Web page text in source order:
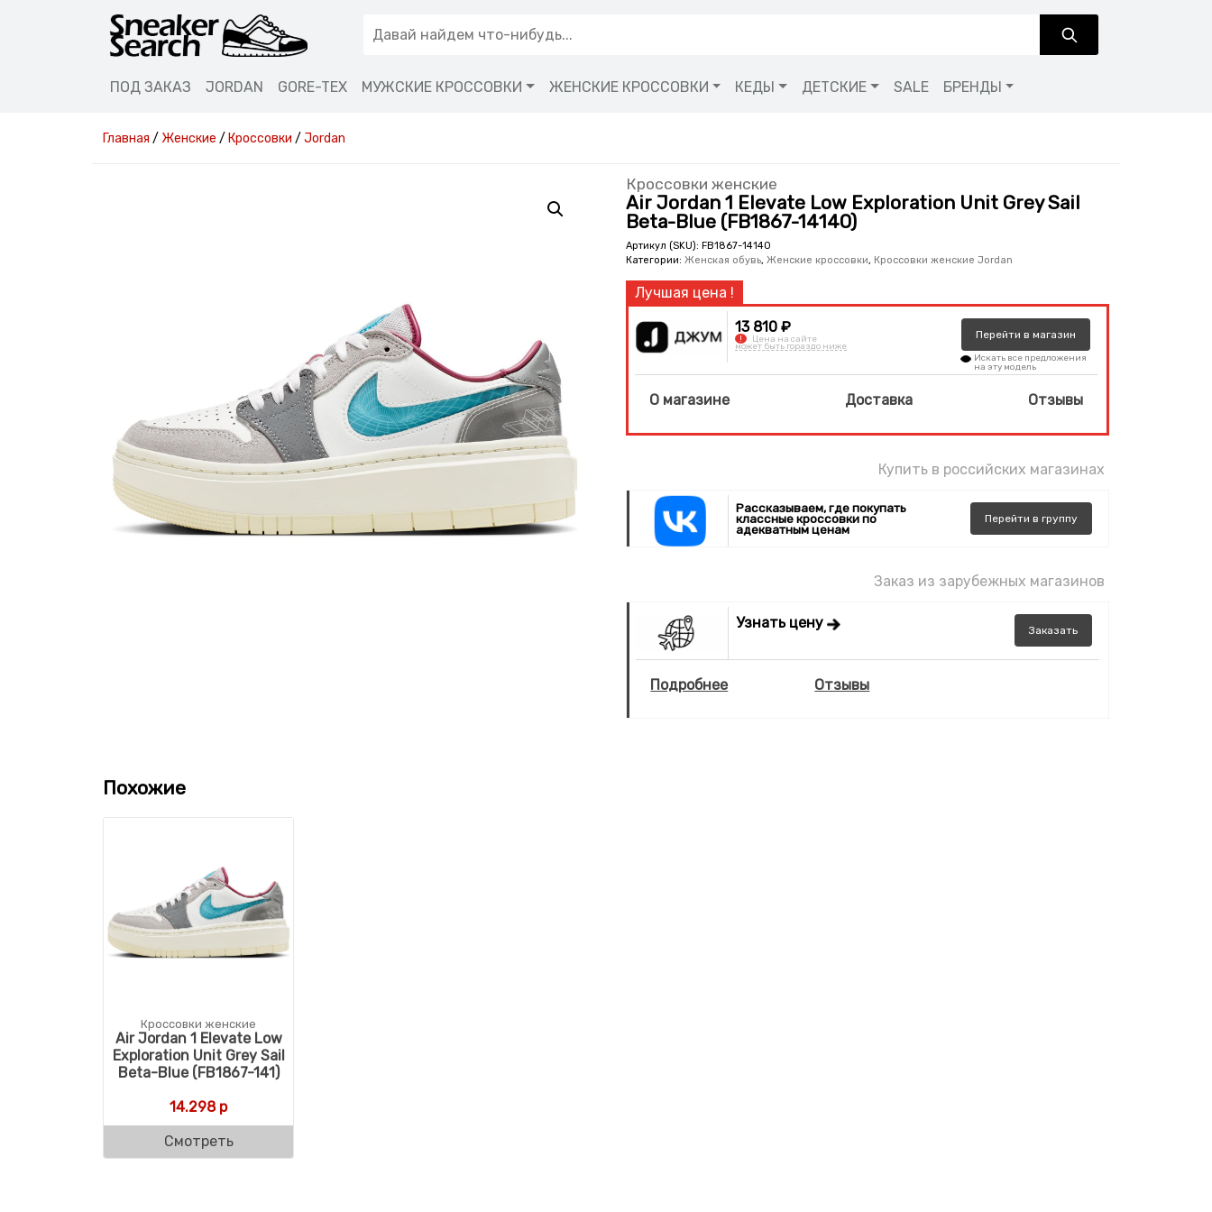
ПОД ЗАКАЗ JORDAN GORE-TEX МУЖСКИЕ КРОССОВКИ ЖЕНСКИЕ КРОССОВКИ КЕДЫ ДЕТСКИЕ SALE БРЕНДЫ
Главная / Женские / Кроссовки / Jordan
Кроссовки женские
Air Jordan 1 Elevate Low Exploration Unit Grey Sail
Beta-Blue (FB1867-14140)
Артикул (SKU):FB1867-14140
Категории:Женская обувь,Женские кроссовки, Кроссовки женские Jordan
13 810 ₽
! Цена на сайте
может быть гораздо ниже
Перейти в магазин
Искать все предложения
на эту модель
О магазине Доставка Отзывы
Купить в российских магазинах
Рассказываем, где покупать
классные кроссовки по
адекватным ценам
Перейти в группу
Заказ из зарубежных магазинов
Узнать цену Заказать
Подробнее Отзывы
Похожие
Кроссовки женские
Air Jordan 1 Elevate Low
Exploration Unit Grey Sail
Beta-Blue (FB1867-141)
14.298р
Смотреть